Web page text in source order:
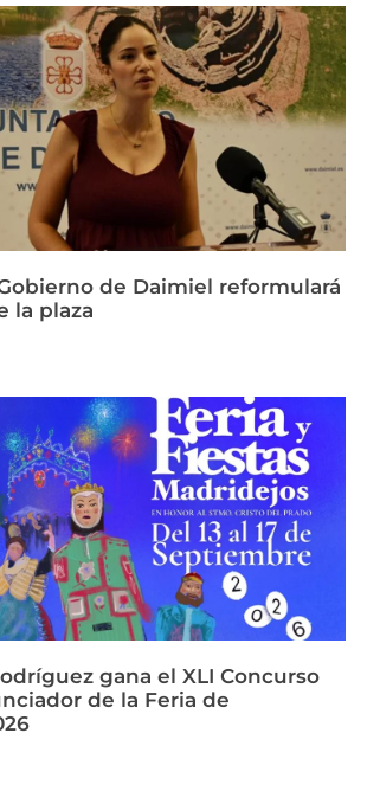
de Daimiel reformulará
la plaza
gana el XLI Concurso
de la Feria de